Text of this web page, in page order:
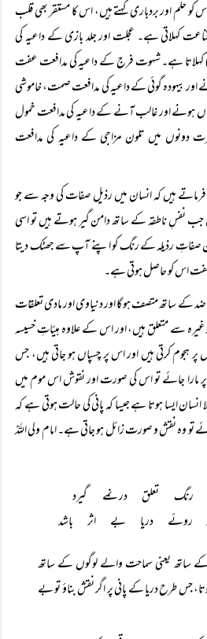
حلم اور بردباری کہتے ہیں، اس کا مستقر بھی قلب
کہلاتی ہے۔ عجلت اور جلد بازی کے داعیہ کی
کہلاتا ہے۔ شہوت فرج کے داعیہ کی مدافعت عفت
اور بیہودہ گوئی کے داعیہ کی مدافعت صمت، خاموشی
ہونے اور غالب آنے کے داعیہ کی مدافعت خمول
دونوں میں تلون مزاجی کے داعیہ کی مدافعت
فرماتے ہیں کہ انسان میں رذیل صفات کی وجہ سے جو
جب نفسِ ناطقہ کے ساتھ دامن گیر ہوتے ہیں تو اسی
صفاتِ رذیلہ کے رنگ کو اپنے آپ سے جھٹک دیتا
صفت اس کو حاصل ہوتی ہے۔
کے ساتھ متصف ہو گا اور دنیاوی اور مادی تعلقات
سے متعلق ہیں، اور اس کے علاوہ ہیئاتِ خسیسہ
ہجوم کرتی ہیں اور اس پر چسپاں ہو جاتی ہیں، جس
مارا جائے تو اس کی صورت اور نقوش اس موم میں
ایسا ہوتا ہے جیسا کہ پانی کی حالت ہوتی ہے کہ
تو وہ نقش و صورت زائل ہو جاتی ہے۔ امام ولی اللہؒ
روئے دریا بے اثر باشد
ساتھ یعنی سماحت والے لوگوں کے ساتھ
جس طرح دریا کے پانی پر اگر نقش بناؤ تو بے